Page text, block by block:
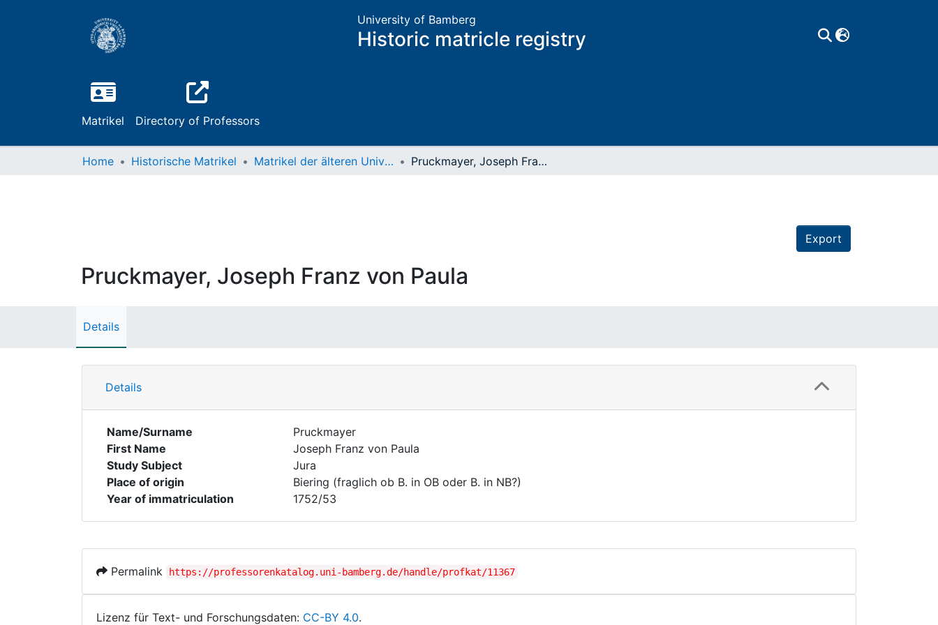
University of Bamberg
Historic matricle registry
Matrikel Directory of Professors
Home Historische Matrikel Matrikel der älteren Universität Pruckmayer, Joseph Franz von Paula
Export
Pruckmayer, Joseph Franz von Paula
Details
Details
Name/Surname
Pruckmayer
First Name
Joseph Franz von Paula
Study Subject
Jura
Place of origin
Biering (fraglich ob B. in OB oder B. in NB?)
Year of immatriculation
1752/53
Permalink https://professorenkatalog.uni-bamberg.de/handle/profkat/11367
Lizenz für Text- und Forschungsdaten: CC-BY 4.0.